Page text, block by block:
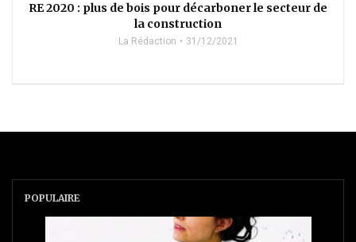
RE 2020 : plus de bois pour décarboner le secteur de
la construction
La Rédaction 31/12/2021
POPULAIRE